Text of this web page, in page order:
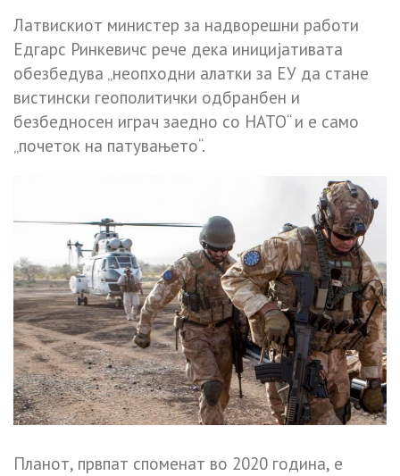
Латвискиот министер за надворешни работи
Едгарс Ринкевичс рече дека иницијативата
обезбедува „неопходни алатки за ЕУ да стане
вистински геополитички одбранбен и
безбедносен играч заедно со НАТО“ и е само
„почеток на патувањето“.
Планот, првпат споменат во 2020 година, е